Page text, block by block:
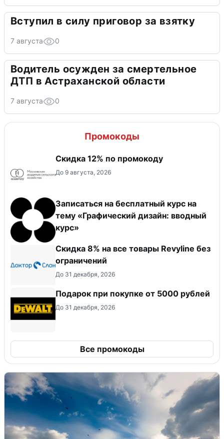
Вступил в силу приговор за взятку
7 августа 0
Водитель осужден за смертельное
ДТП в Астраханской области
7 августа 0
Промокоды
Скидка 12% по промокоду
До 9 августа, 2026
Записаться на бесплатный курс на
тему «Графический дизайн: вводный
курс»
​Скидка 8% на все товары Revyline без
ограничений
До 31 декабря, 2026
Подарок при покупке от 5000 рублей
До 31 декабря, 2026
Все промокоды